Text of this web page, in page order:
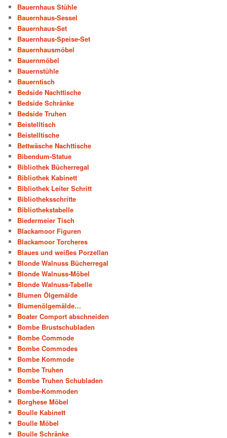
Bauernhaus Stühle
Bauernhaus-Sessel
Bauernhaus-Set
Bauernhaus-Speise-Set
Bauernhausmöbel
Bauernmöbel
Bauernstühle
Bauerntisch
Bedside Nachttische
Bedside Schränke
Bedside Truhen
Beistelltisch
Beistelltische
Bettwäsche Nachttische
Bibendum-Statue
Bibliothek Bücherregal
Bibliothek Kabinett
Bibliothek Leiter Schritt
Bibliotheksschritte
Bibliothekstabelle
Biedermeier Tisch
Blackamoor Figuren
Blackamoor Torcheres
Blaues und weißes Porzellan
Blonde Walnuss Bücherregal
Blonde Walnuss-Möbel
Blonde Walnuss-Tabelle
Blumen Ölgemälde
Blumenölgemälde…
Boater Comport abschneiden
Bombe Brustschubladen
Bombe Commode
Bombe Commodes
Bombe Kommode
Bombe Truhen
Bombe Truhen Schubladen
Bombe-Kommoden
Borghese Möbel
Boulle Kabinett
Boulle Möbel
Boulle Schränke